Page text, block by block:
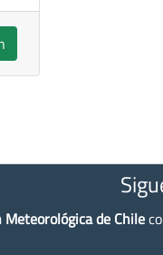
Meteorológica de Chile